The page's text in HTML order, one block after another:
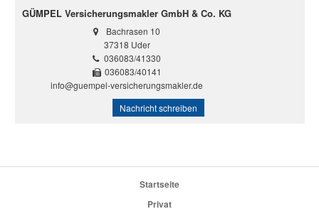
GÜMPEL Versicherungsmakler GmbH & Co. KG
Bachrasen 10
37318 Uder
036083/41330
036083/40141
info@guempel-versicherungsmakler.de
Nachricht schreiben
Startseite
Privat